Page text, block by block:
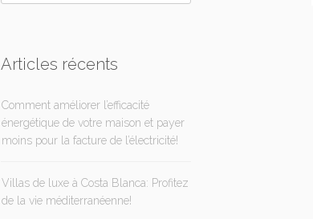
Articles récents
Comment améliorer l’efficacité
énergétique de votre maison et payer
moins pour la facture de l’électricité!
Villas de luxe à Costa Blanca: Profitez
de la vie méditerranéenne!